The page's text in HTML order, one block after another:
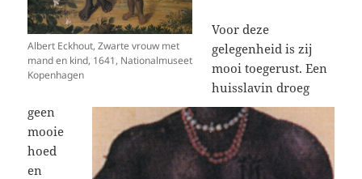
Albert Eckhout, Zwarte vrouw met
mand en kind, 1641, Nationalmuseet
Kopenhagen
Voor deze
gelegenheid is zij
mooi toegerust. Een
huisslavin droeg
geen
mooie
hoed
en